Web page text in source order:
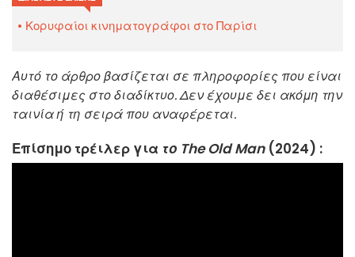
Κορυφαίοι κινηματογράφοι στο Παρίσι
Αυτό το άρθρο βασίζεται σε πληροφορίες που είναι
διαθέσιμες στο διαδίκτυο. Δεν έχουμε δει ακόμη την
ταινία ή τη σειρά που αναφέρεται.
Επίσημο τρέιλερ για το The Old Man (2024) :